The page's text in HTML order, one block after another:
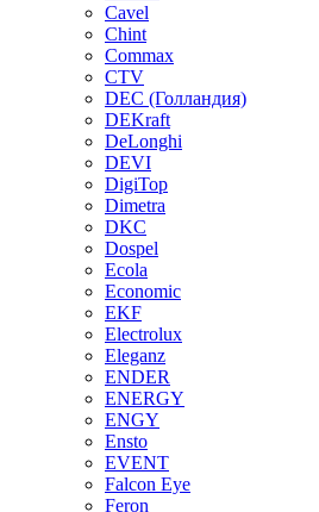
Cavel
Chint
Commax
CTV
DEC (Голландия)
DEKraft
DeLonghi
DEVI
DigiTop
Dimetra
DKC
Dospel
Ecola
Economic
EKF
Electrolux
Eleganz
ENDER
ENERGY
ENGY
Ensto
EVENT
Falcon Eye
Feron